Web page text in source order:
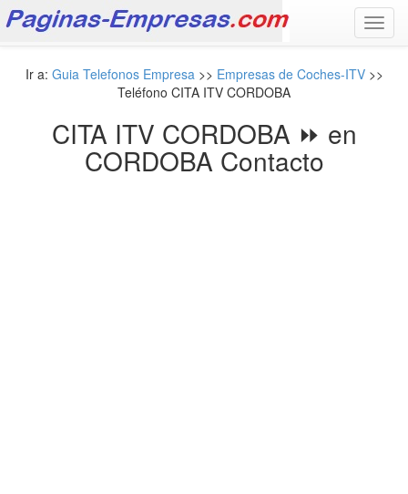
Ir a: Guia Telefonos Empresa>> Empresas de Coches-ITV>>
Teléfono CITA ITV CORDOBA
CITA ITV CORDOBA ⏩ en
CORDOBA Contacto